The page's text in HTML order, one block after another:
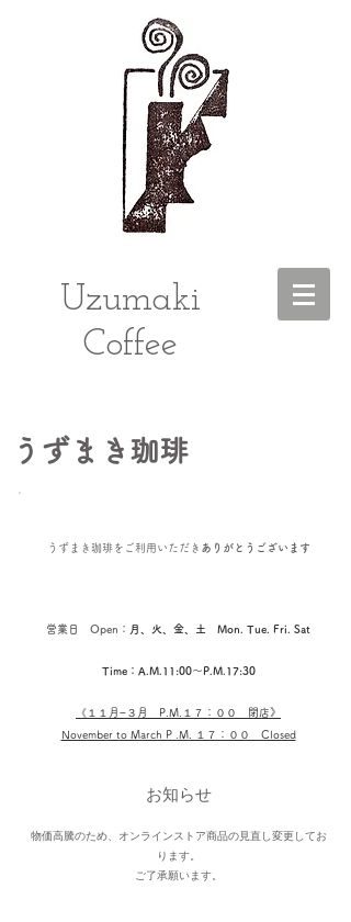
Uzumaki
Coffee
うずまき珈琲
うずまき珈琲を ご利用いただき ありがとうございます
営業日 Open： 月、火、金、土 Mon. Tue. Fri. Sat
Time：A.M.11:00〜P.M.17:30
《１１ 月−３月​ P.M.１７：００ 閉店 》
November to March P .M. １７：００ Closed
お知らせ
物価高騰のため、オンラインストア商品の見直し変更してお
ります。
​ご了承願います。